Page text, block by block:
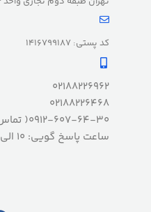
کد پستی: 1416799187
02188226962
02188226468
0912-607-64-30( تماس ضروری)
ساعت پاسخ گویی: 10 الی 20 شنبه الی چهارشنبه